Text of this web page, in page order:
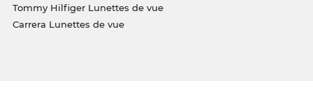
Tommy Hilfiger Lunettes de vue
Carrera Lunettes de vue